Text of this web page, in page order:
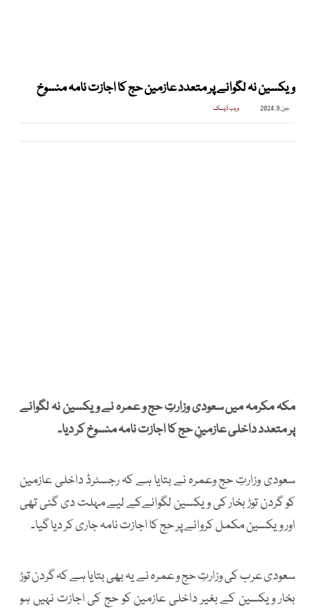
ویکسین نہ لگوانے پر متعدد عازمین حج کا اجازت نامہ منسوخ
جون 9, 2024 ویب ڈیسک
مکہ مکرمہ میں سعودی وزارتِ حج و عمرہ نے ویکسین نہ لگوانے
پر متعدد داخلی عازمینِ حج کا اجازت نامہ منسوخ کر دیا۔
سعودی وزارتِ حج وعمرہ نے بتایا ہے کہ رجسٹرڈ داخلی عازمین
کو گردن توڑ بخار کی ویکسین لگوانےکے لیے مہلت دی گئی تھی
اور ویکسین مکمل کروانے پر حج کا اجازت نامہ جاری کر دیا گیا۔
سعودی عرب کی وزارتِ حج و عمرہ نے یہ بھی بتایا ہے کہ گردن توڑ
بخار ویکسین کے بغیر داخلی عازمین کو حج کی اجازت نہیں ہو